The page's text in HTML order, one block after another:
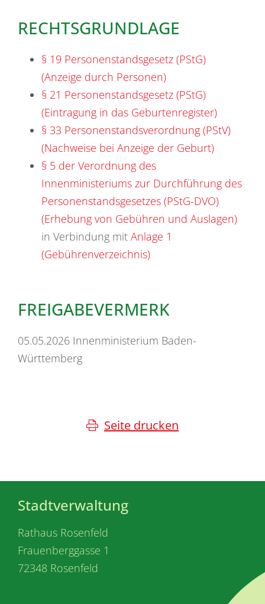
RECHTSGRUNDLAGE
§ 19 Personenstandsgesetz (PStG)
(Anzeige durch Personen)
§ 21 Personenstandsgesetz (PStG)
(Eintragung in das Geburtenregister)
§ 33 Personenstandsverordnung (PStV)
(Nachweise bei Anzeige der Geburt)
§ 5 der Verordnung des
Innenministeriums zur Durchführung des
Personenstandsgesetzes (PStG-DVO)
(Erhebung von Gebühren und Auslagen)
in Verbindung mit Anlage 1
(Gebührenverzeichnis)
FREIGABEVERMERK
05.05.2026 Innenministerium Baden-
Württemberg
Seite drucken
Stadtverwaltung
Rathaus Rosenfeld
Frauenberggasse 1
72348 Rosenfeld